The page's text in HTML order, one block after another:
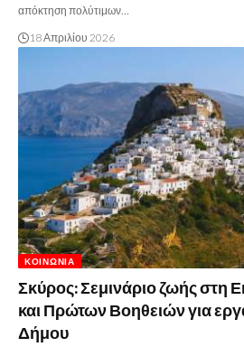
απόκτηση πολύτιμων…
18 Απριλίου 2026
ΚΟΙΝΩΝΊΑ
Σκύρος: Σεμινάριο ζωής
και Πρώτων Βοηθειών για
Δήμου